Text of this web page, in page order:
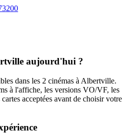
aujourd'hui ?
dans les 2 cinémas à Albertville.
à l'affiche, les versions VO/VF, les
acceptées avant de choisir votre